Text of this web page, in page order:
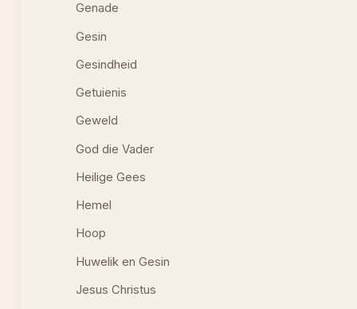
Genade
Gesin
Gesindheid
Getuienis
Geweld
God die Vader
Heilige Gees
Hemel
Hoop
Huwelik en Gesin
Jesus Christus